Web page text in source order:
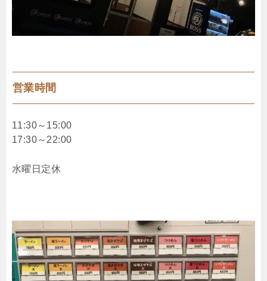
営業時間
11:30～15:00
17:30～22:00
水曜日定休